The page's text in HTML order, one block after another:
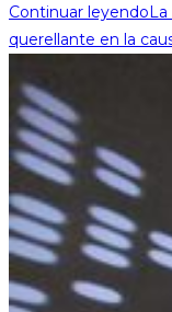
Continuar leyendo
querellante en la